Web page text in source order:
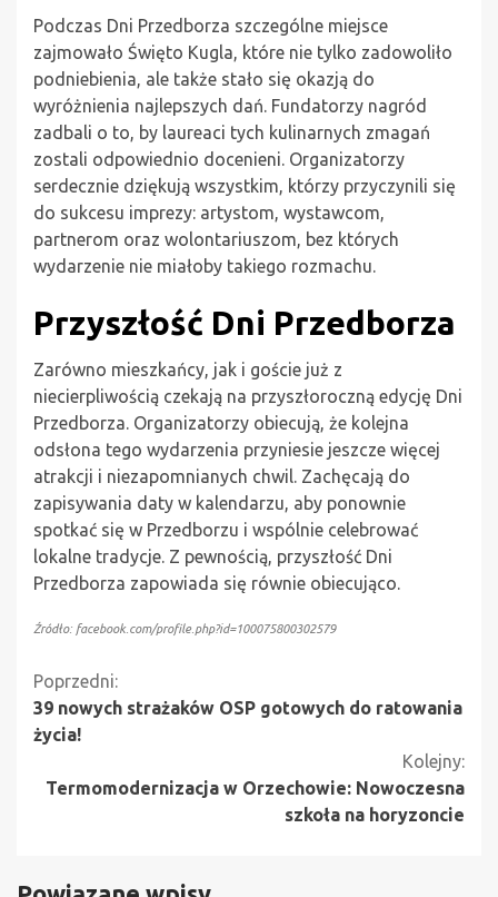
Podczas Dni Przedborza szczególne miejsce
zajmowało Święto Kugla, które nie tylko zadowoliło
podniebienia, ale także stało się okazją do
wyróżnienia najlepszych dań. Fundatorzy nagród
zadbali o to, by laureaci tych kulinarnych zmagań
zostali odpowiednio docenieni. Organizatorzy
serdecznie dziękują wszystkim, którzy przyczynili się
do sukcesu imprezy: artystom, wystawcom,
partnerom oraz wolontariuszom, bez których
wydarzenie nie miałoby takiego rozmachu.
Przyszłość Dni Przedborza
Zarówno mieszkańcy, jak i goście już z
niecierpliwością czekają na przyszłoroczną edycję Dni
Przedborza. Organizatorzy obiecują, że kolejna
odsłona tego wydarzenia przyniesie jeszcze więcej
atrakcji i niezapomnianych chwil. Zachęcają do
zapisywania daty w kalendarzu, aby ponownie
spotkać się w Przedborzu i wspólnie celebrować
lokalne tradycje. Z pewnością, przyszłość Dni
Przedborza zapowiada się równie obiecująco.
Źródło: facebook.com/profile.php?id=100075800302579
Kontynuuj
czytanie
Poprzedni:
39 nowych strażaków OSP gotowych do ratowania
życia!
Kolejny:
Termomodernizacja w Orzechowie: Nowoczesna
szkoła na horyzoncie